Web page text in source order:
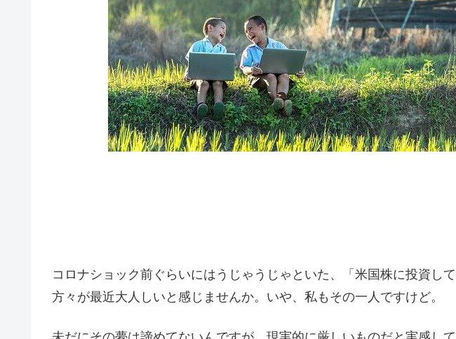
コロナショック前ぐらいにはうじゃうじゃといた、「米国株に投資し
方々が最近大人しいと感じませんか。いや、私もその一人ですけど。